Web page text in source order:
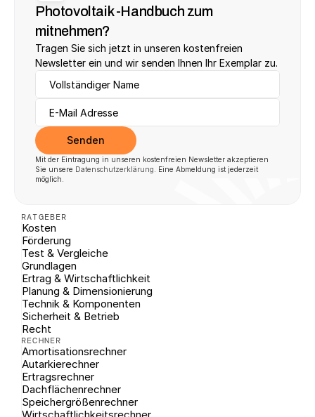
Photovoltaik -Handbuch zum
mitnehmen?
Tragen Sie sich jetzt in unseren kostenfreien
Newsletter ein und wir senden Ihnen Ihr Exemplar zu.
Senden
Mit der Eintragung in unseren kostenfreien Newsletter akzeptieren
Sie unsere Datenschutzerklärung . Eine Abmeldung ist jederzeit
möglich.
RATGEBER
Kosten
Förderung
Test & Vergleiche
Grundlagen
Ertrag & Wirtschaftlichkeit
Planung & Dimensionierung
Technik & Komponenten
Sicherheit & Betrieb
Recht
RECHNER
Amortisationsrechner
Autarkierechner
Ertragsrechner
Dachflächenrechner
Speichergrößenrechner